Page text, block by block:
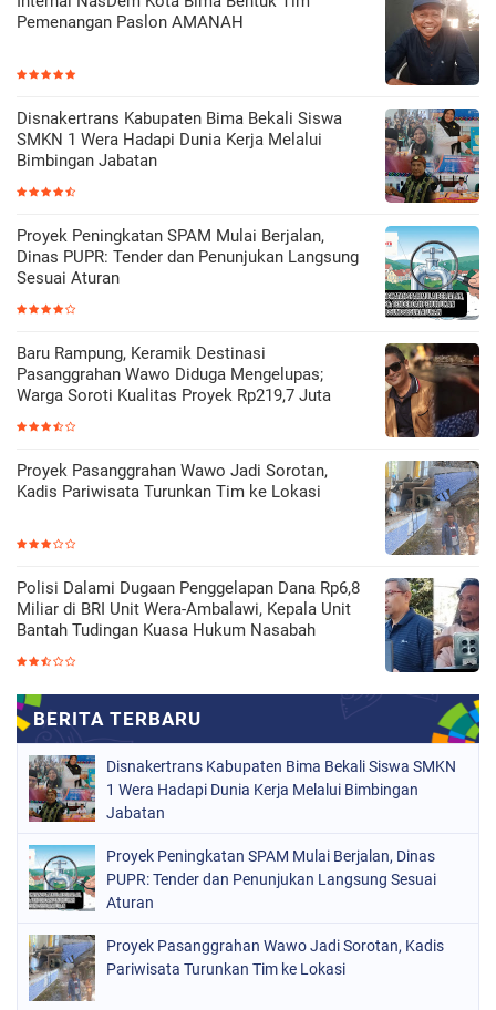
Pemenangan Paslon AMANAH
Disnakertrans Kabupaten Bima Bekali Siswa
SMKN 1 Wera Hadapi Dunia Kerja Melalui
Bimbingan Jabatan
Proyek Peningkatan SPAM Mulai Berjalan,
Dinas PUPR: Tender dan Penunjukan Langsung
Sesuai Aturan
Baru Rampung, Keramik Destinasi
Pasanggrahan Wawo Diduga Mengelupas;
Warga Soroti Kualitas Proyek Rp219,7 Juta
Proyek Pasanggrahan Wawo Jadi Sorotan,
Kadis Pariwisata Turunkan Tim ke Lokasi
Polisi Dalami Dugaan Penggelapan Dana Rp6,8
Miliar di BRI Unit Wera-Ambalawi, Kepala Unit
Bantah Tudingan Kuasa Hukum Nasabah
Disnakertrans Kabupaten Bima Bekali Siswa SMKN
1 Wera Hadapi Dunia Kerja Melalui Bimbingan
Jabatan
Proyek Peningkatan SPAM Mulai Berjalan, Dinas
PUPR: Tender dan Penunjukan Langsung Sesuai
Aturan
Proyek Pasanggrahan Wawo Jadi Sorotan, Kadis
Pariwisata Turunkan Tim ke Lokasi